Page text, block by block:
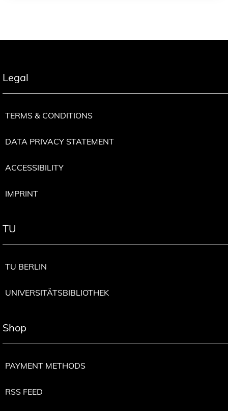
Legal
TERMS & CONDITIONS
DATA PRIVACY STATEMENT
ACCESSIBILITY
IMPRINT
TU
TU BERLIN
UNIVERSITÄTSBIBLIOTHEK
Shop
PAYMENT METHODS
RSS FEED